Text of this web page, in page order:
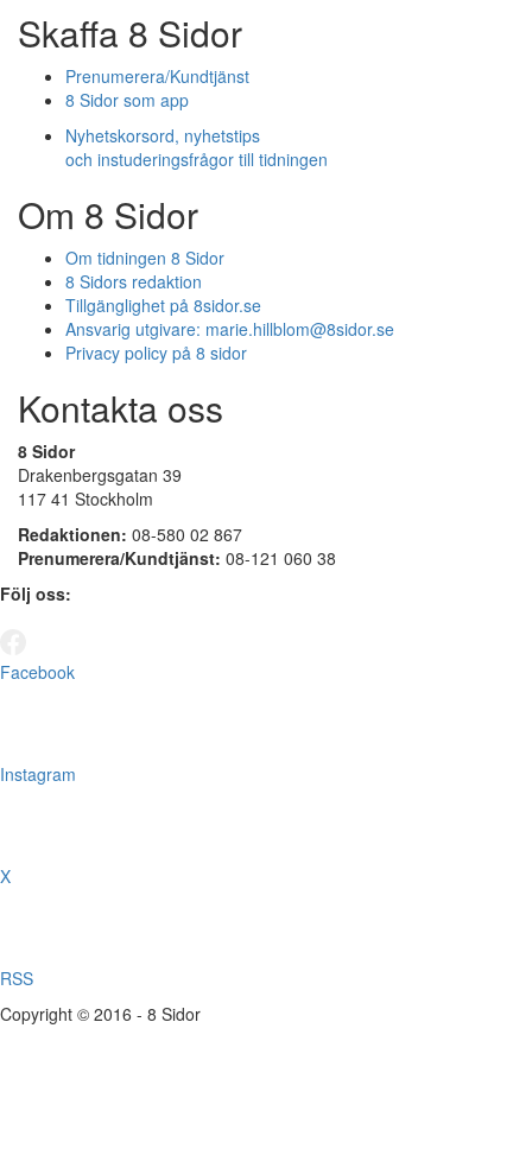
Skaffa 8 Sidor
Prenumerera/Kundtjänst
8 Sidor som app
Nyhetskorsord, nyhetstips
och instuderingsfrågor till tidningen
Om 8 Sidor
Om tidningen 8 Sidor
8 Sidors redaktion
Tillgänglighet på 8sidor.se
Ansvarig utgivare: marie.hillblom@8sidor.se
Privacy policy på 8 sidor
Kontakta oss
8 Sidor
Drakenbergsgatan 39
117 41 Stockholm
Redaktionen: 08-580 02 867
Prenumerera/Kundtjänst: 08-121 060 38
Följ oss:
Facebook
Instagram
X
RSS
Copyright © 2016 - 8 Sidor